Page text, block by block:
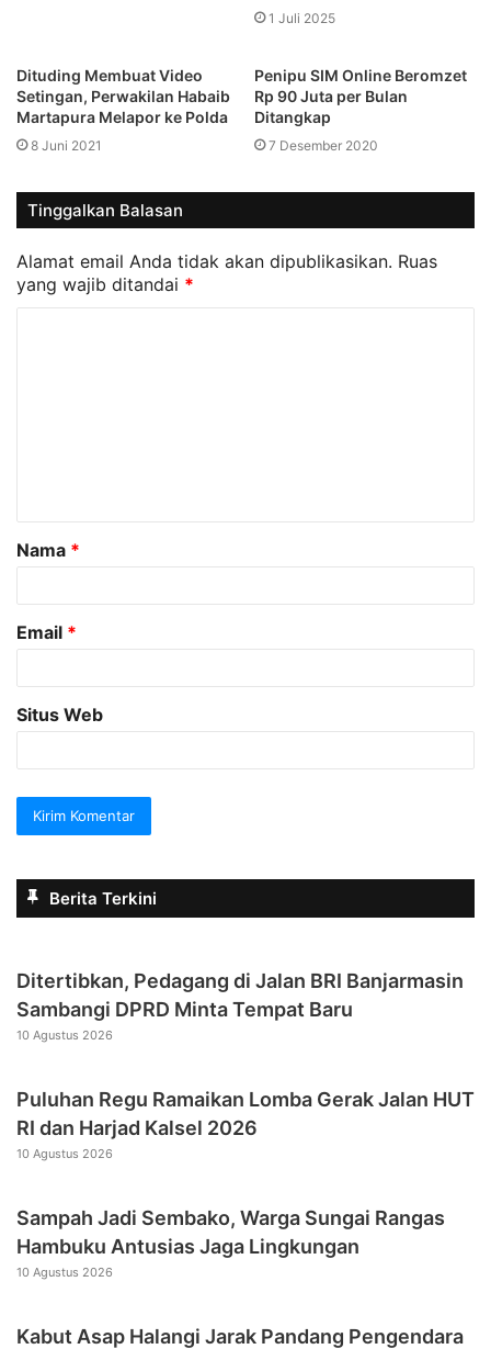
1 Juli 2025
Dituding Membuat Video
Setingan, Perwakilan Habaib
Martapura Melapor ke Polda
8 Juni 2021
Penipu SIM Online Beromzet
Rp 90 Juta per Bulan
Ditangkap
7 Desember 2020
Tinggalkan Balasan
Alamat email Anda tidak akan dipublikasikan. Ruas
yang wajib ditandai *
a
r
Nama *
Email *
Situs Web
Berita Terkini
Ditertibkan, Pedagang di Jalan BRI Banjarmasin
Sambangi DPRD Minta Tempat Baru
10 Agustus 2026
Puluhan Regu Ramaikan Lomba Gerak Jalan HUT
RI dan Harjad Kalsel 2026
10 Agustus 2026
Sampah Jadi Sembako, Warga Sungai Rangas
Hambuku Antusias Jaga Lingkungan
10 Agustus 2026
Kabut Asap Halangi Jarak Pandang Pengendara